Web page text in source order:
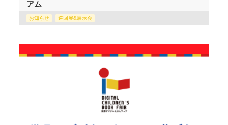
アム
お知らせ 巡回展&展示会